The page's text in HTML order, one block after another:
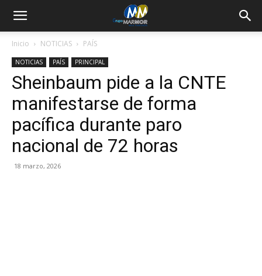
Inicio NOTICIAS PAÍS
NOTICIAS PAÍS PRINCIPAL
Sheinbaum pide a la CNTE
manifestarse de forma
pacífica durante paro
nacional de 72 horas
18 marzo, 2026